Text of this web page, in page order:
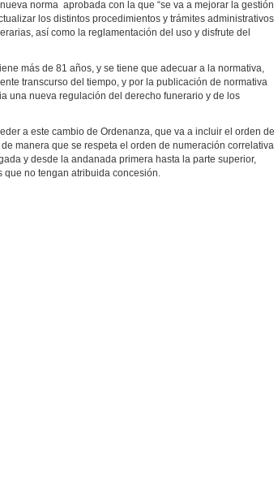
norma aprobada con la que “se va a mejorar la gestión
los distintos procedimientos y trámites administrativos
así como la reglamentación del uso y disfrute del
más de 81 años, y se tiene que adecuar a la normativa,
transcurso del tiempo, y por la publicación de normativa
una nueva regulación del derecho funerario y de los
a este cambio de Ordenanza, que va a incluir el orden de
manera que se respeta el orden de numeración correlativa
y desde la andanada primera hasta la parte superior,
que no tengan atribuida concesión.